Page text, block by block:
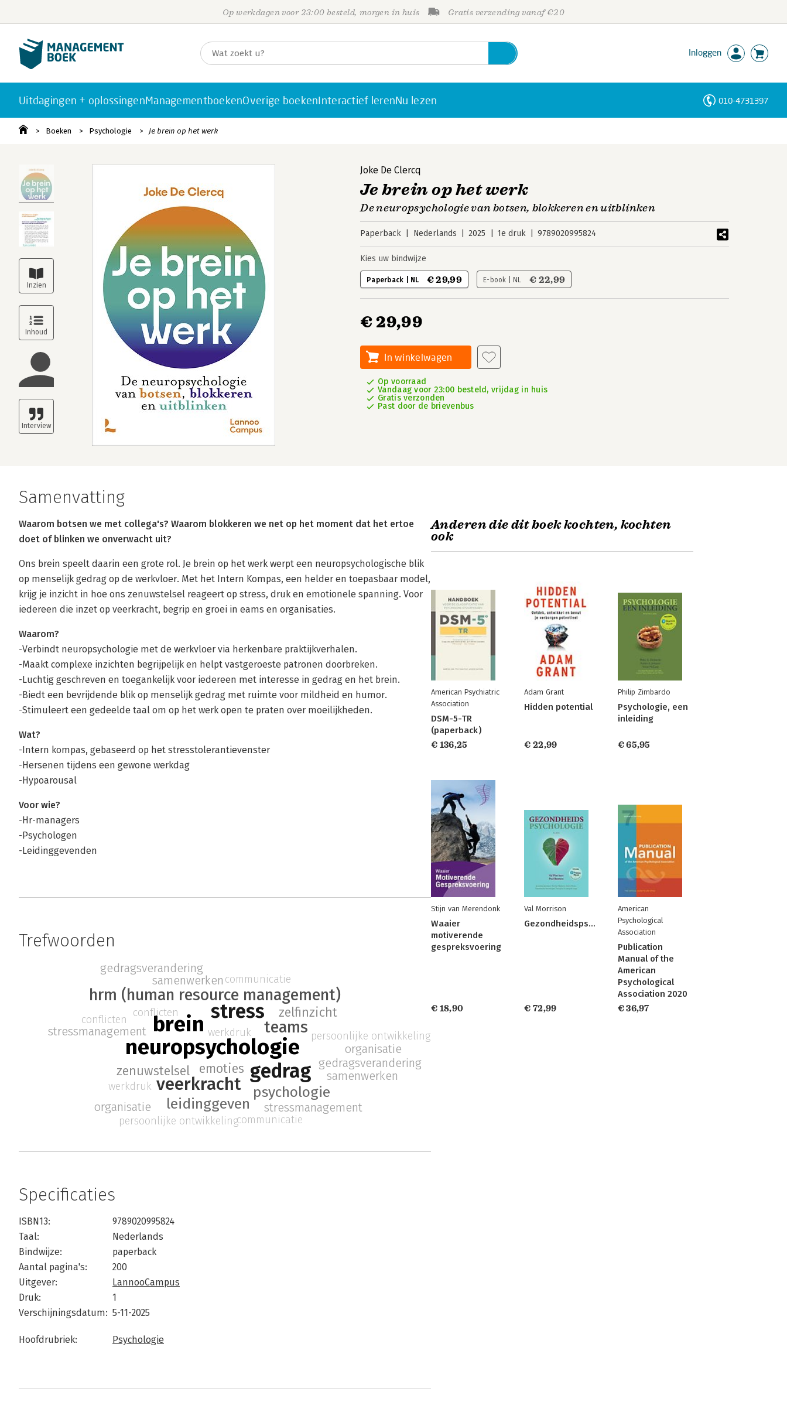
Op werkdagen voor 23:00 besteld, morgen in huis Gratis verzending vanaf €20
Inloggen
Uitdagingen + oplossingenManagementboekenOverige boekenInteractief lerenNu lezen 010-4731397
Boeken Psychologie Je brein op het werk
Joke De Clercq
Je brein op het werk
De neuropsychologie van botsen, blokkeren en uitblinken
Paperback Nederlands 2025 1e druk 9789020995824
Kies uw bindwijze
Paperback | NL € 29,99 E-book | NL € 22,99
€ 29,99
In winkelwagen
Op voorraad
Vandaag voor 23:00 besteld, vrijdag in huis
Gratis verzonden
Past door de brievenbus
Samenvatting
Waarom botsen we met collega's? Waarom blokkeren we net op het moment dat het ertoe
doet of blinken we onverwacht uit?
Ons brein speelt daarin een grote rol. Je brein op het werk werpt een neuropsychologische blik
op menselijk gedrag op de werkvloer. Met het Intern Kompas, een helder en toepasbaar model,
krijg je inzicht in hoe ons zenuwstelsel reageert op stress, druk en emotionele spanning. Voor
iedereen die inzet op veerkracht, begrip en groei in eams en organisaties.
Waarom?
-Verbindt neuropsychologie met de werkvloer via herkenbare praktijkverhalen.
-Maakt complexe inzichten begrijpelijk en helpt vastgeroeste patronen doorbreken.
-Luchtig geschreven en toegankelijk voor iedereen met interesse in gedrag en het brein.
-Biedt een bevrijdende blik op menselijk gedrag met ruimte voor mildheid en humor.
-Stimuleert een gedeelde taal om op het werk open te praten over moeilijkheden.
Wat?
-Intern kompas, gebaseerd op het stresstolerantievenster
-Hersenen tijdens een gewone werkdag
-Hypoarousal
Voor wie?
-Hr-managers
-Psychologen
-Leidinggevenden
Trefwoorden
neuropsychologie
brein
stress
gedrag
veerkracht
teams
hrm (human resource management)
psychologie
leidinggeven
zenuwstelsel emoties
zelfinzicht
werkdruk
conflicten
stressmanagement
samenwerken communicatie
persoonlijke ontwikkeling
organisatie
gedragsverandering
werkdruk
conflicten
stressmanagement
samenwerken
communicatie
persoonlijke ontwikkeling
organisatie
gedragsverandering
Specificaties
ISBN13:
9789020995824
Taal:
Nederlands
Bindwijze:
paperback
Aantal pagina's:
200
Uitgever:
LannooCampus
Druk:
1
Verschijningsdatum: 5-11-2025
Hoofdrubriek: Psychologie
Anderen die dit boek kochten, kochten
ook
American Psychiatric
Association
DSM-5-TR
(paperback)
€ 136,25
Adam Grant
Hidden potential
€ 22,99
Philip Zimbardo
Psychologie, een
inleiding
€ 65,95
Stijn van Merendonk
Waaier
motiverende
gespreksvoering
€ 18,90
Val Morrison
Gezondheidspsychologie
€ 72,99
American
Psychological
Association
Publication
Manual of the
American
Psychological
Association 2020
€ 36,97
Personen